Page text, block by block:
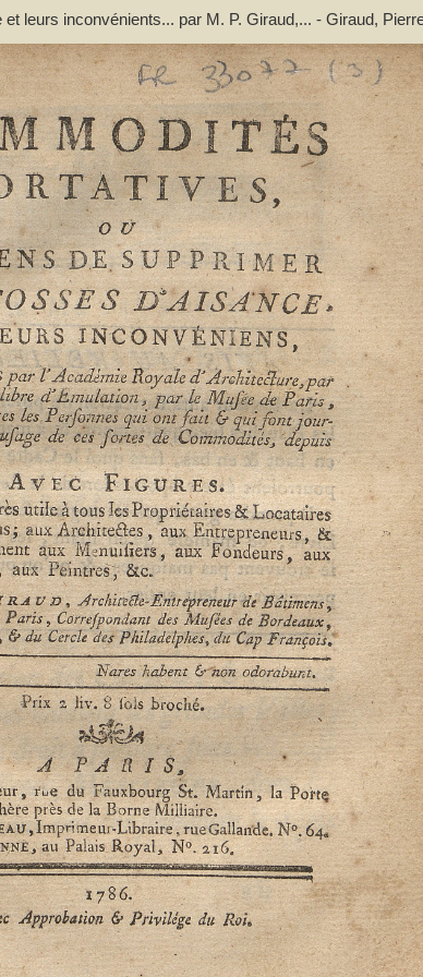
leurs inconvénients... par M. P. Giraud,... - Giraud,